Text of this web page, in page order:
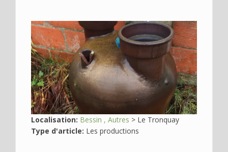
voir
?
Déplier
Contact
Recherche
Image
Localisation: Bessin Autres > Le Tronquay
Type d'article: Les productions